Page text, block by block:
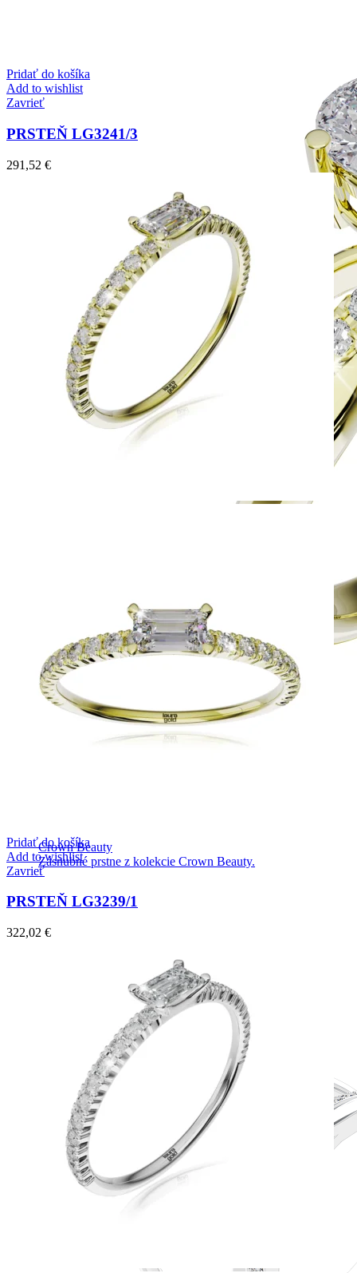
Crown Beauty
Zásnubné prstne z kolekcie Crown Beauty.
Pridať do košíka
Add to wishlist
Zavrieť
PRSTEŇ LG3241/3
291,52 €
Pridať do košíka
Add to wishlist
Zavrieť
PRSTEŇ LG3239/1
322,02 €